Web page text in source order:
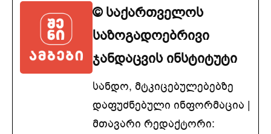
© საქართველოს
საზოგადოებრივი
ჯანდაცვის ინსტიტუტი
სანდო, მტკიცებულებებზე
დაფუძნებული ინფორმაცია |
მთავარი რედაქტორი: